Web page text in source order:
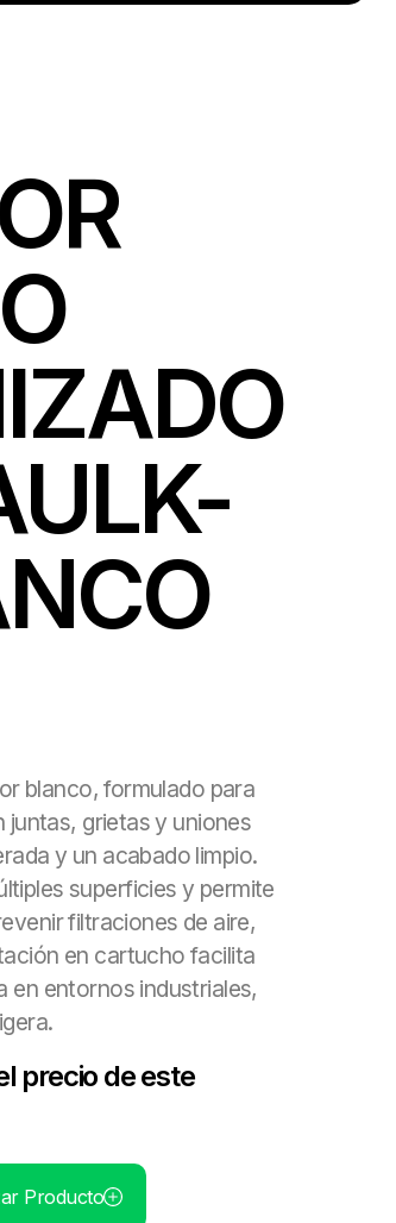
blanco, formulado para
juntas, grietas y uniones
y un acabado limpio.
superficies y permite
filtraciones de aire,
en cartucho facilita
en entornos industriales,
precio de este
Producto